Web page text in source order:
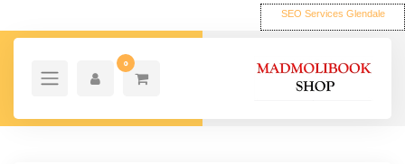
SEO Services Glendale
0